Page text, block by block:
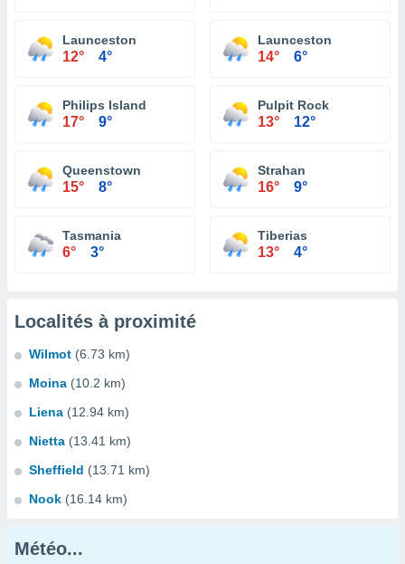
Launceston
12° 4°
Launceston
14° 6°
Philips Island
17° 9°
Pulpit Rock
13° 12°
Queenstown
15° 8°
Strahan
16° 9°
Tasmania
6° 3°
Tiberias
13° 4°
Localités à proximité
Wilmot (6.73 km)
Moina (10.2 km)
Liena (12.94 km)
Nietta (13.41 km)
Sheffield (13.71 km)
Nook (16.14 km)
Météo...